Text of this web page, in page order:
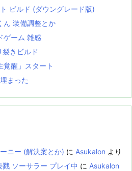
ビルド (ダウングレード版)
ん 装備調整とか
ゲーム 雑感
きビルド
醒」スタート
まった
ニー (解決案とか) に Asukalon より
ソーサラー プレイ中 に Asukalon